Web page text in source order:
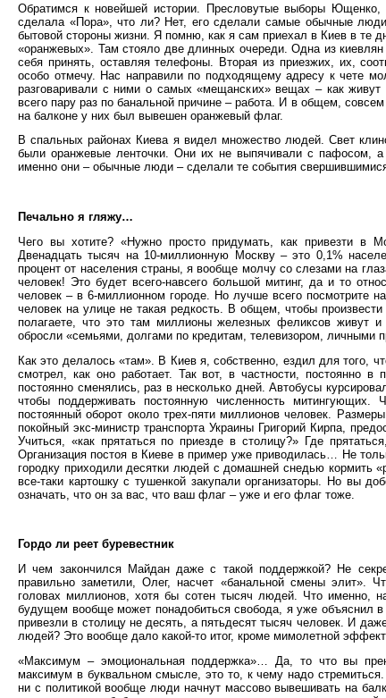
Обратимся к новейшей истории. Пресловутые выборы
сделала «Пора», что ли? Нет, его сделали самые обычные
бытовой стороны жизни. Я помню, как я сам приехал в Киев в те
«оранжевых». Там стояло две длинных очереди. Одна из
себя принять, оставляя телефоны. Вторая из приезжих, их,
особо отмечу. Нас направили по подходящему адресу к чете
разговаривали с ними о самых «мещанских» вещах – как
всего пару раз по банальной причине – работа. И в общем,
на балконе у них был вывешен оранжевый флаг.
В спальных районах Киева я видел множество людей. Свет
были оранжевые ленточки. Они их не выпячивали с пафосом,
именно они – обычные люди – сделали те события
Печально я гляжу…
Чего вы хотите? «Нужно просто придумать, как привезти в
Двенадцать тысяч на 10-миллионную Москву – это 0,1%
процент от населения страны, я вообще молчу со слезами на
человек! Это будет всего-навсего большой митинг, да и то
человек – в 6-миллионном городе. Но лучше всего посмотрите
человек на улице не такая редкость. В общем, чтобы
полагаете, что это там миллионы железных феликсов живут
обросли «семьями, долгами по кредитам, телевизором, личными
Как это делалось «там». В Киев я, собственно, ездил для того,
смотрел, как оно работает. Так вот, в частности, постоянно
постоянно сменялись, раз в несколько дней. Автобусы
чтобы поддерживать постоянную численность
постоянный оборот около трех-пяти миллионов человек.
покойный экс-министр транспорта Украины Григорий Кирпа,
Учиться, «как прятаться по приезде в столицу?» Где
Организация постоя в Киеве в пример уже приводилась… Не
городку приходили десятки людей с домашней снедью кормить
все-таки картошку с тушенкой закупали организаторы. Но вы
означать, что он за вас, что ваш флаг – уже и его флаг тоже.
Гордо ли реет буревестник
И чем закончился Майдан даже с такой поддержкой? Не
правильно заметили, Олег, насчет «банальной смены элит».
головах миллионов, хотя бы сотен тысяч людей. Что именно,
будущем вообще может понадобиться свобода, я уже объяснил
привезли в столицу не десять, а пятьдесят тысяч человек. И
людей? Это вообще дало какой-то итог, кроме мимолетной
«Максимум – эмоциональная поддержка»… Да, то что вы
максимум в буквальном смысле, это то, к чему надо
ни с политикой вообще люди начнут массово вывешивать на